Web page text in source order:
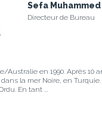
Sefa Muhammed
Directeur de Bureau
Australie en 1990. Après 10
la mer Noire, en
En tant ...